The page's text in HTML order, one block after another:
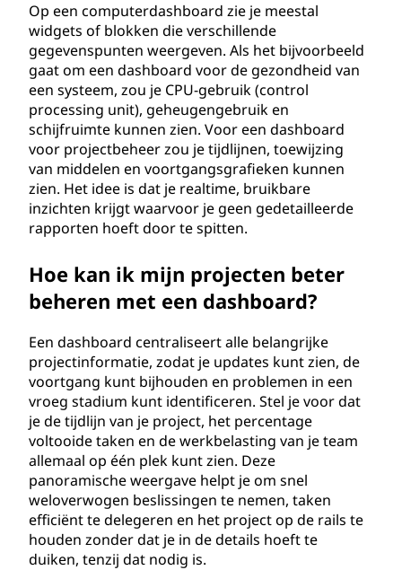
Op een computerdashboard zie je meestal
widgets of blokken die verschillende
gegevenspunten weergeven. Als het bijvoorbeeld
gaat om een dashboard voor de gezondheid van
een systeem, zou je CPU-gebruik (control
processing unit), geheugengebruik en
schijfruimte kunnen zien. Voor een dashboard
voor projectbeheer zou je tijdlijnen, toewijzing
van middelen en voortgangsgrafieken kunnen
zien. Het idee is dat je realtime, bruikbare
inzichten krijgt waarvoor je geen gedetailleerde
rapporten hoeft door te spitten.
Hoe kan ik mijn projecten beter
beheren met een dashboard?
Een dashboard centraliseert alle belangrijke
projectinformatie, zodat je updates kunt zien, de
voortgang kunt bijhouden en problemen in een
vroeg stadium kunt identificeren. Stel je voor dat
je de tijdlijn van je project, het percentage
voltooide taken en de werkbelasting van je team
allemaal op één plek kunt zien. Deze
panoramische weergave helpt je om snel
weloverwogen beslissingen te nemen, taken
efficiënt te delegeren en het project op de rails te
houden zonder dat je in de details hoeft te
duiken, tenzij dat nodig is.